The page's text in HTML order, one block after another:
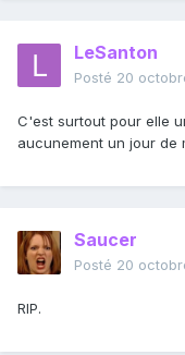
LeSanton
Posté 20
C'est surtout pour elle
aucunement un jour de
Saucer
Posté 20
RIP.